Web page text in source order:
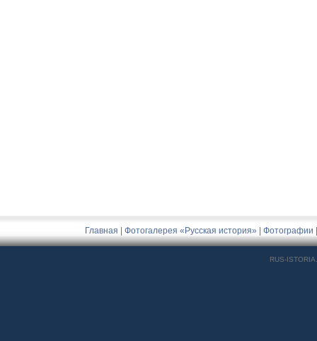
Главная Фотогалерея «Русская история» Фотографии
RUS-